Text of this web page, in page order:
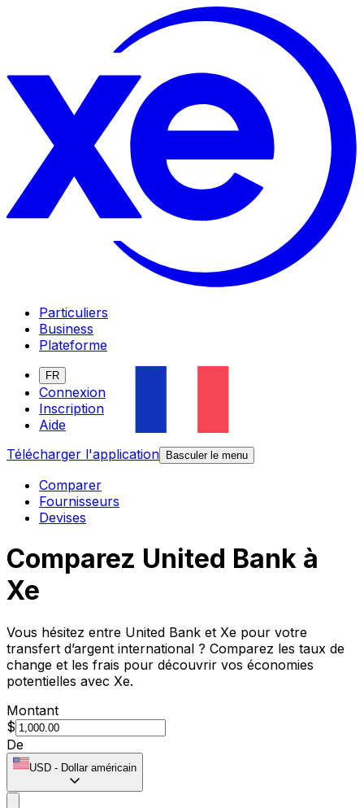
Particuliers
Business
Plateforme
FR
Connexion
Inscription
Aide
Télécharger l'application
Basculer le menu
Comparer
Fournisseurs
Devises
Comparez United Bank à
Xe
Vous hésitez entre United Bank et Xe pour votre
transfert d’argent international ? Comparez les taux de
change et les frais pour découvrir vos économies
potentielles avec Xe.
Montant
$
De
USD - Dollar américain